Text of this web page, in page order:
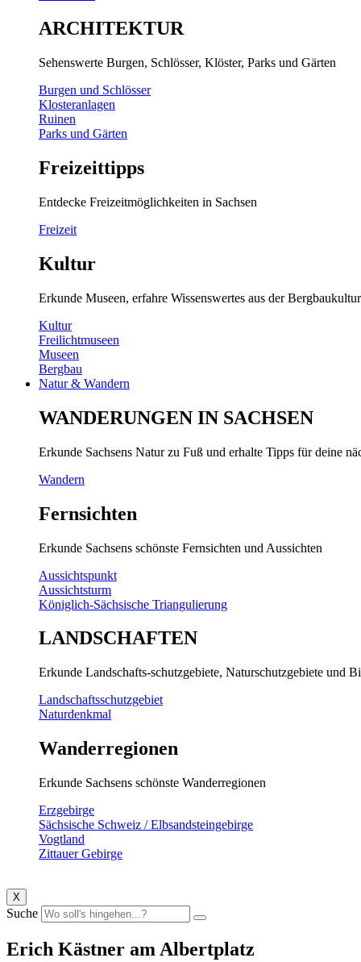
ARCHITEKTUR
Sehenswerte Burgen, Schlösser, Klöster, Parks und Gärten
Burgen und Schlösser
Klosteranlagen
Ruinen
Parks und Gärten
Freizeittipps
Entdecke Freizeitmöglichkeiten in Sachsen
Freizeit
Kultur
Erkunde Museen, erfahre Wissenswertes aus der
Kultur
Freilichtmuseen
Museen
Bergbau
Natur & Wandern
WANDERUNGEN IN SACHSEN
Erkunde Sachsens Natur zu Fuß und erhalte Tipps für deine
Wandern
Fernsichten
Erkunde Sachsens schönste Fernsichten und Aussichten
Aussichtspunkt
Aussichtsturm
Königlich-Sächsische Triangulierung
LANDSCHAFTEN
Erkunde Landschafts-schutzgebiete, Naturschutzgebiete und
Landschaftsschutzgebiet
Naturdenkmal
Wanderregionen
Erkunde Sachsens schönste Wanderregionen
Erzgebirge
Sächsische Schweiz / Elbsandsteingebirge
Vogtland
Zittauer Gebirge
X
Suche
Erich Kästner am Albertplatz